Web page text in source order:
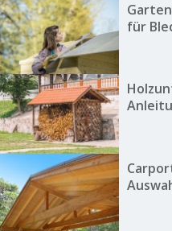
für